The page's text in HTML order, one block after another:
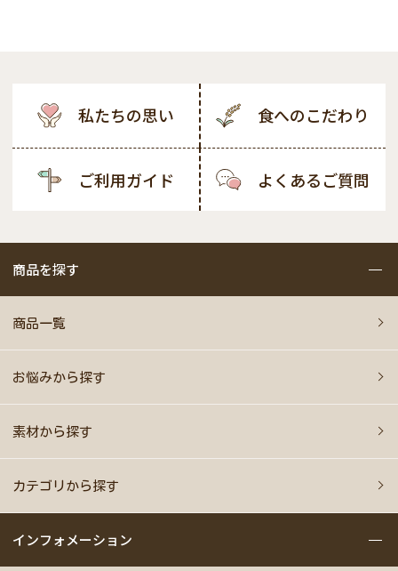
私たちの思い 食へのこだわり
ご利用ガイド よくあるご質問
商品を探す
商品一覧
お悩みから探す
素材から探す
カテゴリから探す
インフォメーション